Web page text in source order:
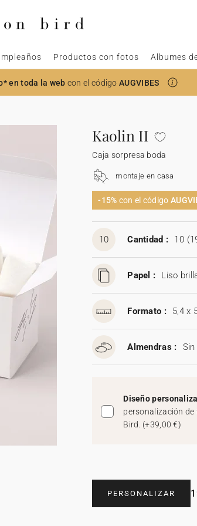
Productos con fotos Albumes
en toda la web con el códigoAUGVIBES
Kaolin II
Caja sorpresa boda
montaje en casa
-15% con el código
10 Cantidad : 10
Papel : Liso
Formato : 5,4 x
Almendras :
Diseño
personalización
Bird. (+39,00 €)
PERSONALIZAR